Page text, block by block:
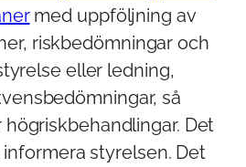
med uppföljning av
riskbedömningar och
eller ledning,
så
högriskbehandlingar. Det
styrelsen. Det